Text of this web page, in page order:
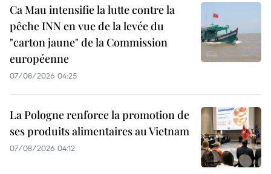
Ca Mau intensifie la lutte contre la
pêche INN en vue de la levée du
"carton jaune" de la Commission
européenne
07/08/2026 04:25
La Pologne renforce la promotion de
ses produits alimentaires au Vietnam
07/08/2026 04:12